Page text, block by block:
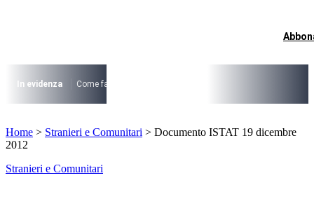
I più cercati
Lorem ipsum dolor sit amet consectetur
In evidenza Come fare per …
Lorem ipsum dolor sit amet consectetur
Home > Stranieri e Comunitari > Documento ISTAT 19 dicembre
2012
Stranieri e Comunitari